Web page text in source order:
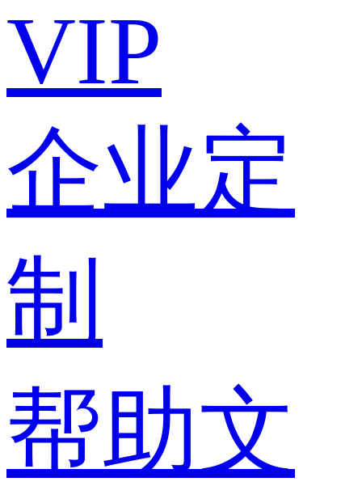
VIP
企业定
制
帮助文